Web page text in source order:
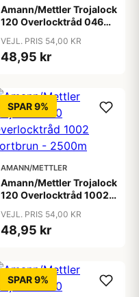
Amann/Mettler Trojalock
120 Overlocktråd 046
VEJL. PRIS 54,00 KR
48,95 kr
SPAR 9%
AMANN/METTLER
Amann/Mettler Trojalock
120 Overlocktråd 1002
VEJL. PRIS 54,00 KR
48,95 kr
SPAR 9%